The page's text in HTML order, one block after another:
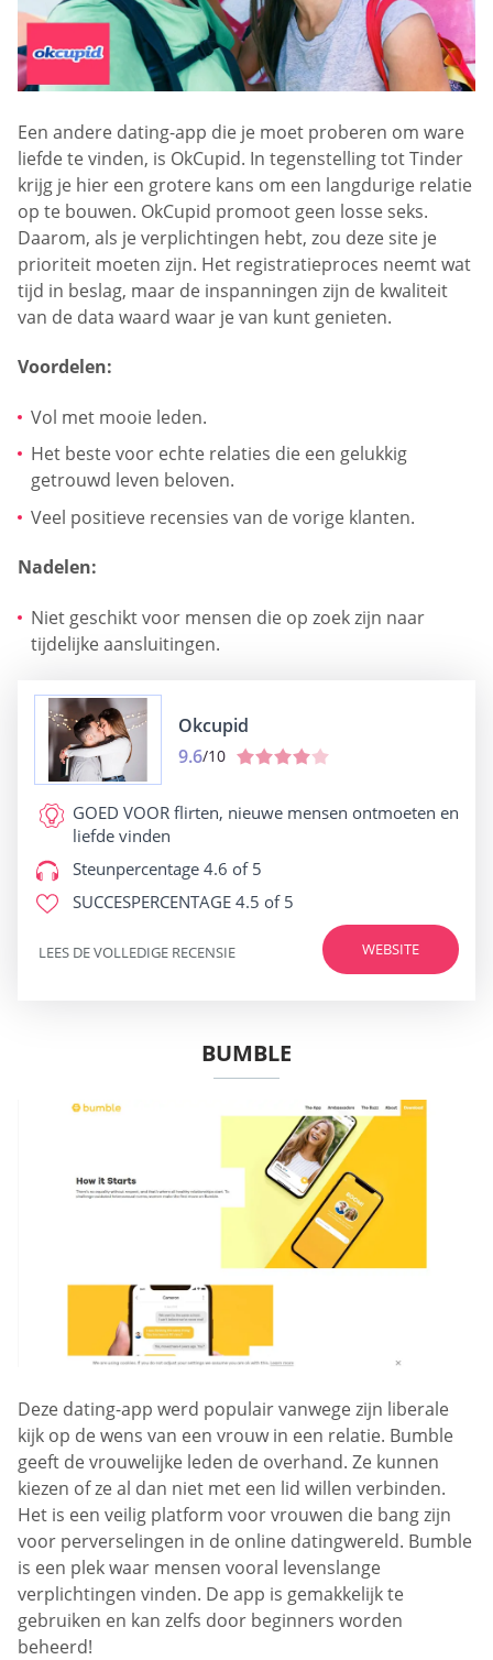
Een andere dating-app die je moet proberen om ware
liefde te vinden, is OkCupid. In tegenstelling tot Tinder
krijg je hier een grotere kans om een langdurige relatie
op te bouwen. OkCupid promoot geen losse seks.
Daarom, als je verplichtingen hebt, zou deze site je
prioriteit moeten zijn. Het registratieproces neemt wat
tijd in beslag, maar de inspanningen zijn de kwaliteit
van de data waard waar je van kunt genieten.
Voordelen:
Vol met mooie leden.
Het beste voor echte relaties die een gelukkig
getrouwd leven beloven.
Veel positieve recensies van de vorige klanten.
Nadelen:
Niet geschikt voor mensen die op zoek zijn naar
tijdelijke aansluitingen.
Okcupid
9.6/10
GOED VOOR flirten, nieuwe mensen ontmoeten en
liefde vinden
Steunpercentage 4.6 of 5
SUCCESPERCENTAGE 4.5 of 5
WEBSITE
LEES DE VOLLEDIGE RECENSIE
BUMBLE
Deze dating-app werd populair vanwege zijn liberale
kijk op de wens van een vrouw in een relatie. Bumble
geeft de vrouwelijke leden de overhand. Ze kunnen
kiezen of ze al dan niet met een lid willen verbinden.
Het is een veilig platform voor vrouwen die bang zijn
voor perverselingen in de online datingwereld. Bumble
is een plek waar mensen vooral levenslange
verplichtingen vinden. De app is gemakkelijk te
gebruiken en kan zelfs door beginners worden
beheerd!